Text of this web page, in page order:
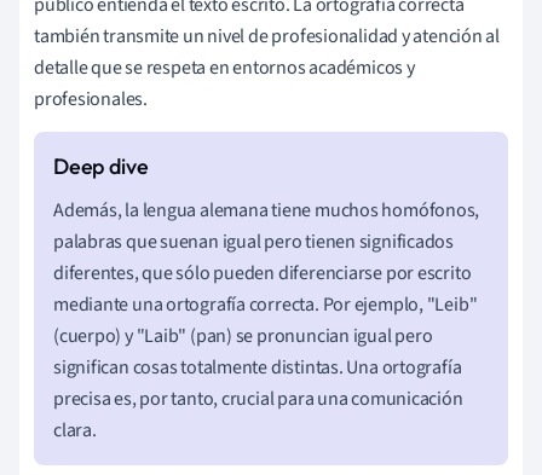
también transmite un nivel de profesionalidad y atención al
detalle que se respeta en entornos académicos y
profesionales.
Además, la lengua alemana tiene muchos homófonos,
palabras que suenan igual pero tienen significados
diferentes, que sólo pueden diferenciarse por escrito
mediante una ortografía correcta. Por ejemplo, "Leib"
(cuerpo) y "Laib" (pan) se pronuncian igual pero
significan cosas totalmente distintas. Una ortografía
precisa es, por tanto, crucial para una comunicación
clara.